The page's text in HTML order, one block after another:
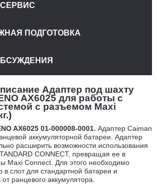
Адаптер под шахту
AX6025 для работы с
с разъемом Maxi
AX6025 01-000008-0001. Адаптер Caiman
аккумуляторной батареи. Адаптер
расширить возможности использования
CONNECT, превращая ее в
Maxi Connect. Для этого необходимо
в слот для стандартной батареи и
ранцевого аккумулятора.
ПОДГОТОВКА